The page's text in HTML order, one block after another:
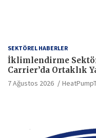
SEKTÖREL HABERLER
İklimlendirme
Carrier’da Ortaklık
7 Ağustos 2026